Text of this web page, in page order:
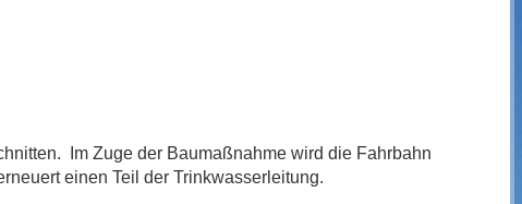
Im Zuge der Baumaßnahme wird die Fahrbahn
einen Teil der Trinkwasserleitung.